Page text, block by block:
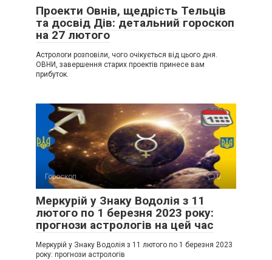
Проекти Овнів, щедрість Тельців
та досвід Дів: детальний гороскоп
на 27 лютого
Астрологи розповіли, чого очікується від цього дня.
ОВНИ, завершення старих проектів принесе вам
прибуток.
Гороскоп 0
Меркурій у Знаку Водолія з 11
лютого по 1 березня 2023 року:
прогнози астрологів на цей час
Меркурій у Знаку Водолія з 11 лютого по 1 березня 2023
року: прогнози астрологів